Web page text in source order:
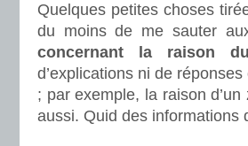
Quelques petites choses
du moins de me sauter
concernant la raison
d’explications ni de
; par exemple, la raison
aussi. Quid des informations